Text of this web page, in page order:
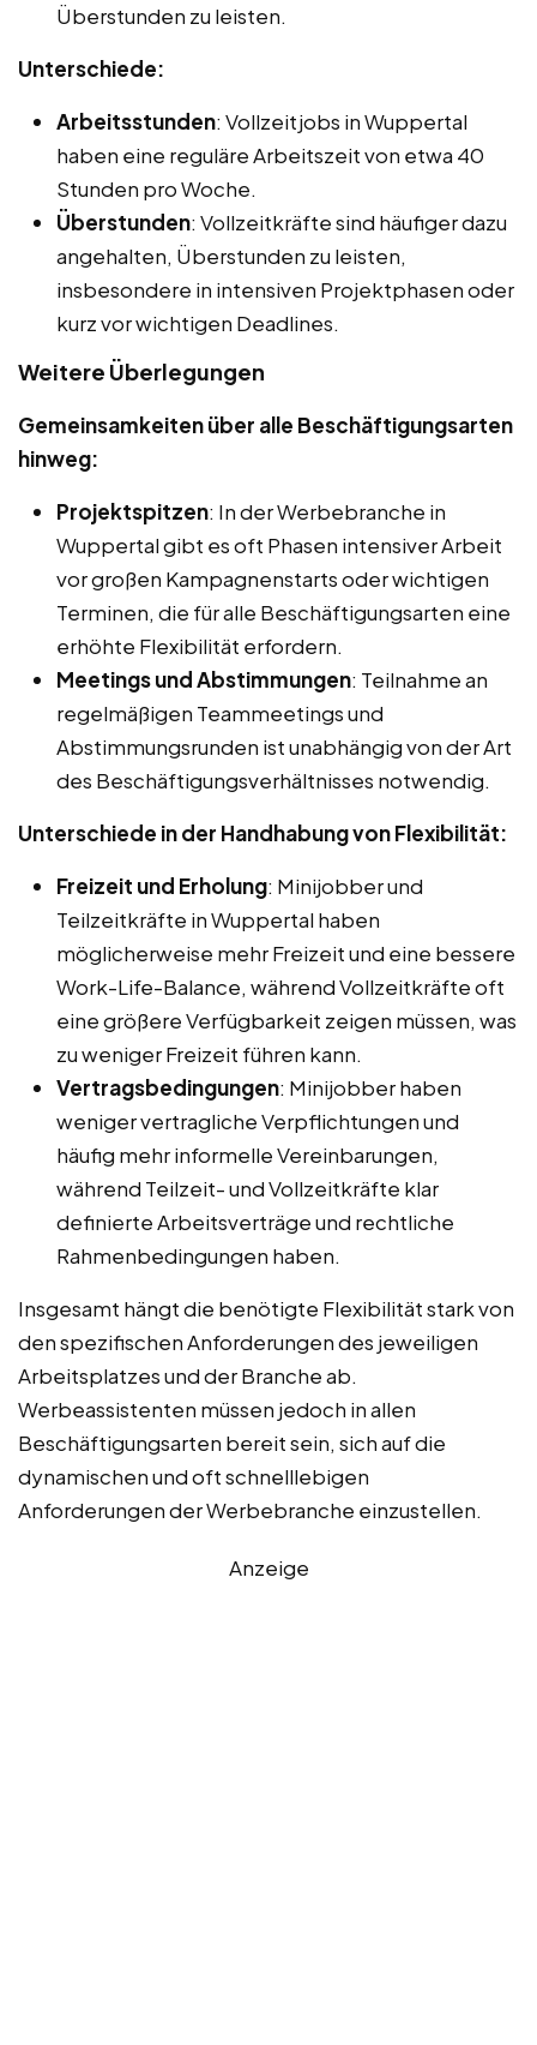
Überstunden zu leisten.
Unterschiede:
Arbeitsstunden: Vollzeitjobs in Wuppertal
haben eine reguläre Arbeitszeit von etwa 40
Stunden pro Woche.
Überstunden: Vollzeitkräfte sind häufiger dazu
angehalten, Überstunden zu leisten,
insbesondere in intensiven Projektphasen oder
kurz vor wichtigen Deadlines.
Weitere Überlegungen
Gemeinsamkeiten über alle Beschäftigungsarten
hinweg:
Projektspitzen: In der Werbebranche in
Wuppertal gibt es oft Phasen intensiver Arbeit
vor großen Kampagnenstarts oder wichtigen
Terminen, die für alle Beschäftigungsarten eine
erhöhte Flexibilität erfordern.
Meetings und Abstimmungen: Teilnahme an
regelmäßigen Teammeetings und
Abstimmungsrunden ist unabhängig von der Art
des Beschäftigungsverhältnisses notwendig.
Unterschiede in der Handhabung von Flexibilität:
Freizeit und Erholung: Minijobber und
Teilzeitkräfte in Wuppertal haben
möglicherweise mehr Freizeit und eine bessere
Work-Life-Balance, während Vollzeitkräfte oft
eine größere Verfügbarkeit zeigen müssen, was
zu weniger Freizeit führen kann.
Vertragsbedingungen: Minijobber haben
weniger vertragliche Verpflichtungen und
häufig mehr informelle Vereinbarungen,
während Teilzeit- und Vollzeitkräfte klar
definierte Arbeitsverträge und rechtliche
Rahmenbedingungen haben.
Insgesamt hängt die benötigte Flexibilität stark von
den spezifischen Anforderungen des jeweiligen
Arbeitsplatzes und der Branche ab.
Werbeassistenten müssen jedoch in allen
Beschäftigungsarten bereit sein, sich auf die
dynamischen und oft schnelllebigen
Anforderungen der Werbebranche einzustellen.
Anzeige